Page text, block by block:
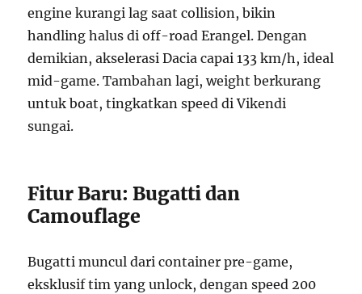
engine kurangi lag saat collision, bikin
handling halus di off-road Erangel. Dengan
demikian, akselerasi Dacia capai 133 km/h, ideal
mid-game. Tambahan lagi, weight berkurang
untuk boat, tingkatkan speed di Vikendi
sungai.
Fitur Baru: Bugatti dan
Camouflage
Bugatti muncul dari container pre-game,
eksklusif tim yang unlock, dengan speed 200